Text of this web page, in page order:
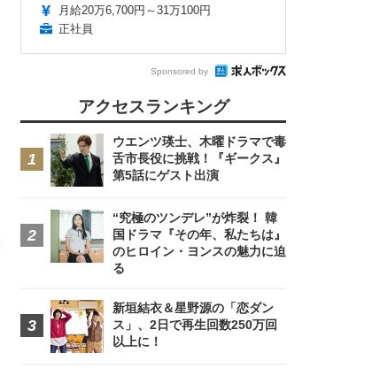
月給20万6,700円～31万100円
正社員
Sponsored by
アクセスランキング
ウエンツ瑛士、木曜ドラマで毒
舌市長役に挑戦！『ギークス』
第5話にゲスト出演
“究極のツンデレ”が炸裂！ 韓
国ドラマ『その年、私たちは』
のヒロイン・ヨンスの魅力に迫
る
新垣結衣＆星野源の「恋ダン
ス」、2日で再生回数250万回
以上に！